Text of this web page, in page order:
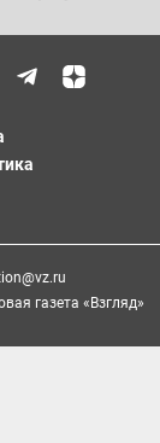
газета «Взгляд»